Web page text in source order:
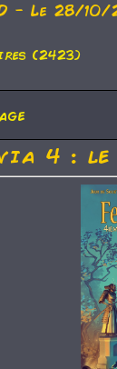
- Le 28/10/
(2423)
4 :